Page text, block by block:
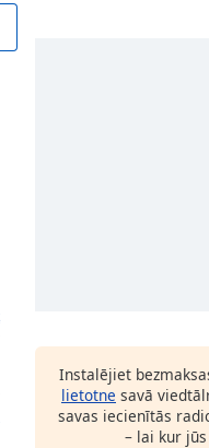
Instalējiet
lietotne savā
savas iecienītās
– lai kur